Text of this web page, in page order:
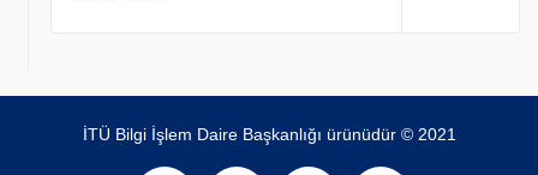
İTÜ Bilgi İşlem Daire Başkanlığı ürünüdür © 2021